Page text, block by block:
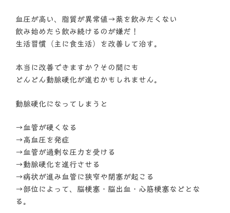
血圧が高い、脂質が異常値→薬を飲みたくない
飲み始めたら飲み続けるのが嫌だ！
生活習慣（主に食生活）を改善して治す。
本当に改善できますか？その間にも
どんどん動脈硬化が進むかもしれません。
動脈硬化になってしまうと
→血管が硬くなる
→高血圧を発症
→血管が過剰な圧力を受ける
→動脈硬化を進行させる
→病状が進み血管に狭窄や閉塞が起こる
→部位によって、脳梗塞・脳出血・心筋梗塞などとな
る。